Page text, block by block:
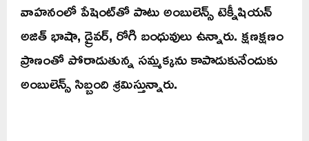
వాహనంలో పేషెంట్‌తో పాటు అంబులెన్స్ టెక్నీషియన్
అజిత్ భాషా, డ్రైవర్, రోగి బంధువులు ఉన్నారు. క్షణక్షణం
ప్రాణంతో పోరాడుతున్న సమ్మక్కను కాపాడుకునేందుకు
అంబులెన్స్ సిబ్బంది శ్రమిస్తున్నారు.